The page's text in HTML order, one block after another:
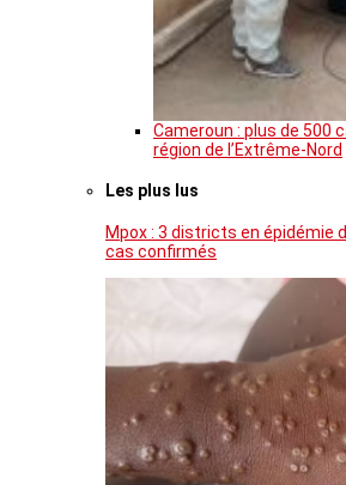
Cameroun : plus de 500
région de l’Extrême-Nord
Les plus lus
Mpox : 3 districts en épidémie
cas confirmés